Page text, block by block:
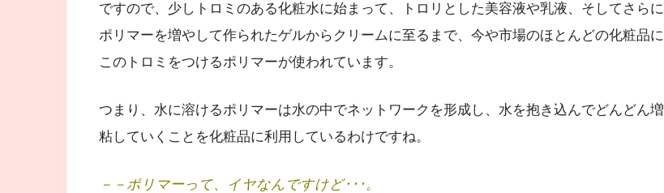
ですので、少しトロミのある化粧水に始まって、トロリとした美容液や乳液、そしてさらに
ポリマーを増やして作られたゲルからクリームに至るまで、今や市場のほとんどの化粧品に
このトロミをつけるポリマーが使われています。
つまり、水に溶けるポリマーは水の中でネットワークを形成し、水を抱き込んでどんどん増
粘していくことを化粧品に利用しているわけですね。
－－ポリマーって、イヤなんですけど･･･。